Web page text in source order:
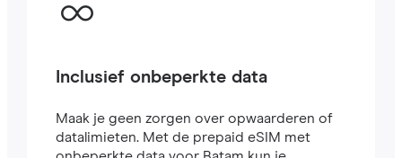
Inclusief onbeperkte data
Maak je geen zorgen over opwaarderen of
datalimieten. Met de prepaid eSIM met